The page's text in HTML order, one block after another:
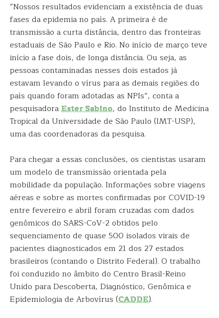
“Nossos resultados evidenciam a existência de duas
fases da epidemia no país. A primeira é de
transmissão a curta distância, dentro das fronteiras
estaduais de São Paulo e Rio. No início de março teve
início a fase dois, de longa distância. Ou seja, as
pessoas contaminadas nesses dois estados já
estavam levando o vírus para as demais regiões do
país quando foram adotadas as NPIs”, conta a
pesquisadoraEster Sabino, do Instituto de Medicina
Tropical da Universidade de São Paulo (IMT-USP),
uma das coordenadoras da pesquisa.
Para chegar a essas conclusões, os cientistas usaram
um modelo de transmissão orientada pela
mobilidade da população. Informações sobre viagens
aéreas e sobre as mortes confirmadas por COVID-19
entre fevereiro e abril foram cruzadas com dados
genômicos do SARS-CoV-2 obtidos pelo
sequenciamento de quase 500 isolados virais de
pacientes diagnosticados em 21 dos 27 estados
brasileiros (contando o Distrito Federal). O trabalho
foi conduzido no âmbito do Centro Brasil-Reino
Unido para Descoberta, Diagnóstico, Genômica e
Epidemiologia de Arbovírus (CADDE).